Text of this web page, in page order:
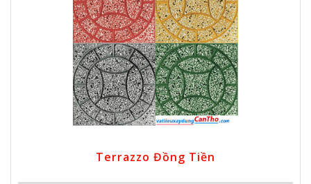
Terrazzo Đồng Tiền